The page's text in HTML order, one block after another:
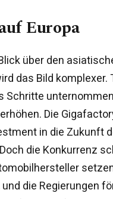
Europa
über den
das Bild komplexer.
Schritte
Die
in die Zukunft
die Konkurrenz
die Regierungen